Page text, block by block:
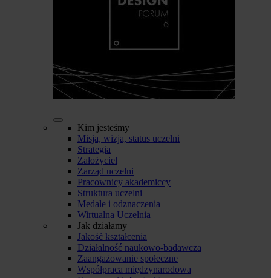
Kim jesteśmy
Misja, wizja, status uczelni
Strategia
Założyciel
Zarząd uczelni
Pracownicy akademiccy
Struktura uczelni
Medale i odznaczenia
Wirtualna Uczelnia
Jak działamy
Jakość kształcenia
Działalność naukowo-badawcza
Zaangażowanie społeczne
Współpraca międzynarodowa